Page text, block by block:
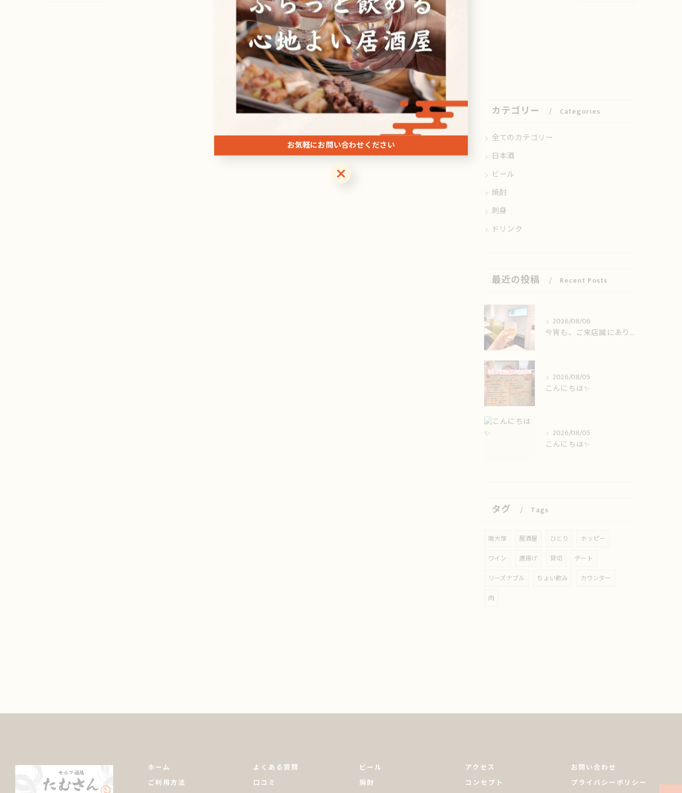
関連タグ
#居酒屋 #リーズナブル
カテゴリー Categories
全てのカテゴリー
日本酒
ビール
焼酎
刺身
ドリンク
最近の投稿 Recent Posts
2026/08/06
今宵も、ご来店誠にありがとうございました🙏
2026/08/05
こんにちは✨️
2026/08/05
こんにちは✨️
タグ Tags
南大塚 居酒屋 ひとり
ホッピー
ワイン
唐揚げ 貸切
デート
リーズナブル
ちょい飲み
カウンター
肉
ホーム
ご利用方法
よくある質問
口コミ
ビール
焼酎
アクセス
コンセプト
お問い合わせ
プライバシーポリシー
お気軽にお問い合わせください
お気軽にお問い合わせください